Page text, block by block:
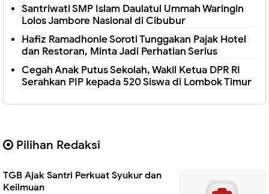
Santriwati SMP Islam Daulatul Ummah Waringin
Lolos Jambore Nasional di Cibubur
Hafiz Ramadhonie Soroti Tunggakan Pajak Hotel
dan Restoran, Minta Jadi Perhatian Serius
Cegah Anak Putus Sekolah, Wakil Ketua DPR RI
Serahkan PIP kepada 520 Siswa di Lombok Timur
Pilihan Redaksi
‎TGB Ajak Santri Perkuat Syukur dan
Keilmuan